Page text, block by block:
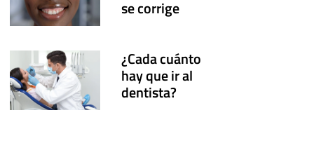
se corrige
¿Cada cuánto
hay que ir al
dentista?